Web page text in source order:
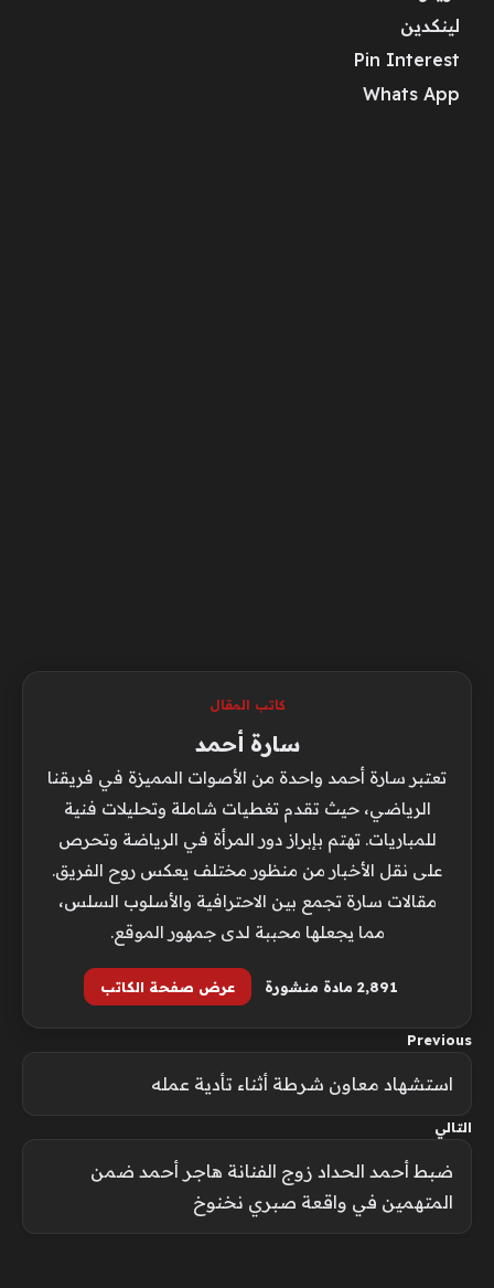
لينكدين
Pin Interest
Whats App
كاتب المقال
سارة أحمد
تعتبر سارة أحمد واحدة من الأصوات المميزة في فريقنا
الرياضي، حيث تقدم تغطيات شاملة وتحليلات فنية
للمباريات. تهتم بإبراز دور المرأة في الرياضة وتحرص
على نقل الأخبار من منظور مختلف يعكس روح الفريق.
مقالات سارة تجمع بين الاحترافية والأسلوب السلس،
مما يجعلها محببة لدى جمهور الموقع.
2٬891 مادة منشورة عرض صفحة الكاتب
Previous
استشهاد معاون شرطة أثناء تأدية عمله
التالي
ضبط أحمد الحداد زوج الفنانة هاجر أحمد ضمن
المتهمين في واقعة صبري نخنوخ